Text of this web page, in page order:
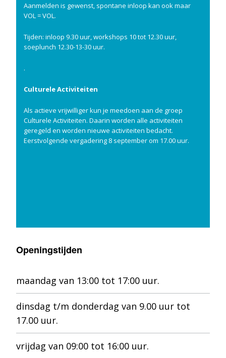
Aanmelden is gewenst, spontane inloop kan ook maar
VOL = VOL.
Tijden: inloop 9.30 uur, workshops 10 tot 12.30 uur,
soeplunch 12.30-13-30 uur.
.
Culturele Activiteiten
Als actieve vrijwilliger kun je meedoen aan de groep
Culturele Activiteiten. Daarin worden alle activiteiten
geregeld en worden nieuwe activiteiten bedacht.
Eerstvolgende vergadering 8 september om 17.00 uur.
Openingstijden
maandag van 13:00 tot 17:00 uur.
dinsdag t/m donderdag van 9.00 uur tot
17.00 uur.
vrijdag van 09:00 tot 16:00 uur.